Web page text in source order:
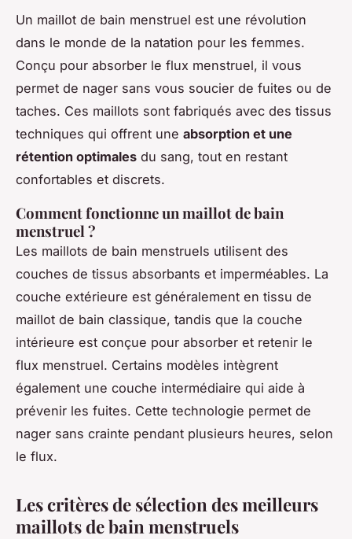
Un maillot de bain menstruel est une révolution
dans le monde de la natation pour les femmes.
Conçu pour absorber le flux menstruel, il vous
permet de nager sans vous soucier de fuites ou de
taches. Ces maillots sont fabriqués avec des tissus
techniques qui offrent une absorption et une
rétention optimales du sang, tout en restant
confortables et discrets.
Comment fonctionne un maillot de bain
menstruel ?
Les maillots de bain menstruels utilisent des
couches de tissus absorbants et imperméables. La
couche extérieure est généralement en tissu de
maillot de bain classique, tandis que la couche
intérieure est conçue pour absorber et retenir le
flux menstruel. Certains modèles intègrent
également une couche intermédiaire qui aide à
prévenir les fuites. Cette technologie permet de
nager sans crainte pendant plusieurs heures, selon
le flux.
Les critères de sélection des meilleurs
maillots de bain menstruels